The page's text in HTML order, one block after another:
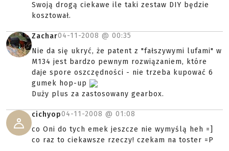
Swoją drogą ciekawe ile taki zestaw DIY będzie
kosztował.
Zachar04-11-2008 @ 00:35
Nie da się ukryć, że patent z "fałszywymi lufami" w
M134 jest bardzo pewnym rozwiązaniem, które
daje spore oszczędności - nie trzeba kupować 6
gumek hop-up
Duży plus za zastosowany gearbox.
cichyop04-11-2008 @ 01:08
co Oni do tych emek jeszcze nie wymyślą heh =]
co raz to ciekawsze rzeczy! czekam na toster =P